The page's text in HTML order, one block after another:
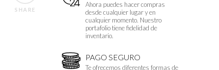
Ahora puedes hacer compras
desde cualquier lugar y en
cualquier momento. Nuestro
portafolio tiene fidelidad de
inventario.
PAGO SEGURO
Te ofrecemos diferentes formas de
SHARE